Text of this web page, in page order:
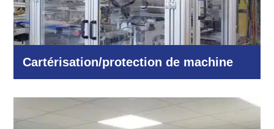
Cartérisation/protection de machine
Industrie et production